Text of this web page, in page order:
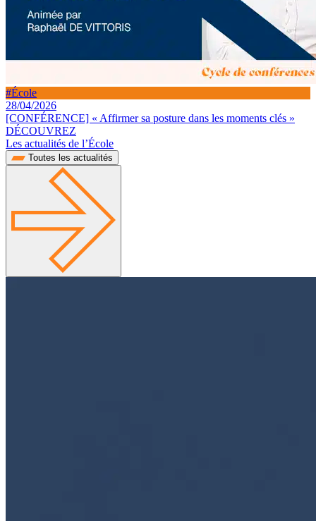
#École
28/04/2026
[CONFÉRENCE] « Affirmer sa posture dans les moments clés »
DÉCOUVREZ
Les actualités de l’École
Toutes les actualités